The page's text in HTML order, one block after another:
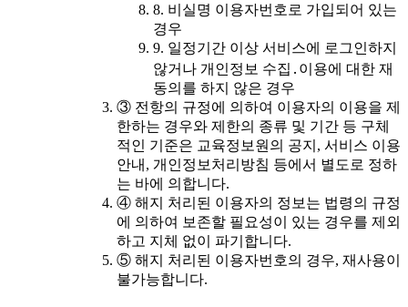
8. 비실명 이용자번호로 가입되어 있는
경우
9. 일정기간 이상 서비스에 로그인하지
않거나 개인정보 수집․이용에 대한 재
동의를 하지 않은 경우
③ 전항의 규정에 의하여 이용자의 이용을 제
한하는 경우와 제한의 종류 및 기간 등 구체
적인 기준은 교육정보원의 공지, 서비스 이용
안내, 개인정보처리방침 등에서 별도로 정하
는 바에 의합니다.
④ 해지 처리된 이용자의 정보는 법령의 규정
에 의하여 보존할 필요성이 있는 경우를 제외
하고 지체 없이 파기합니다.
⑤ 해지 처리된 이용자번호의 경우, 재사용이
불가능합니다.